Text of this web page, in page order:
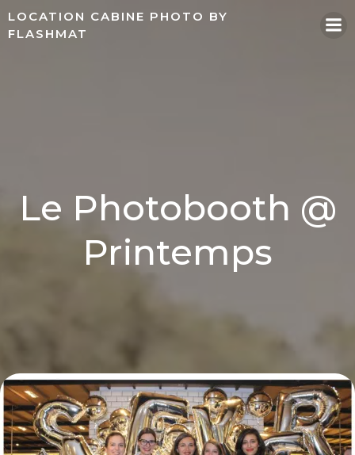
Aller
LOCATION CABINE PHOTO BY
FLASHMAT
Le Photobooth @
Printemps